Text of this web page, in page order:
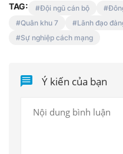
TAG: Đội ngũ cán bộ
Quân khu 7
Lãnh đạo
Sự nghiệp cách mạng
Ý kiến của bạn